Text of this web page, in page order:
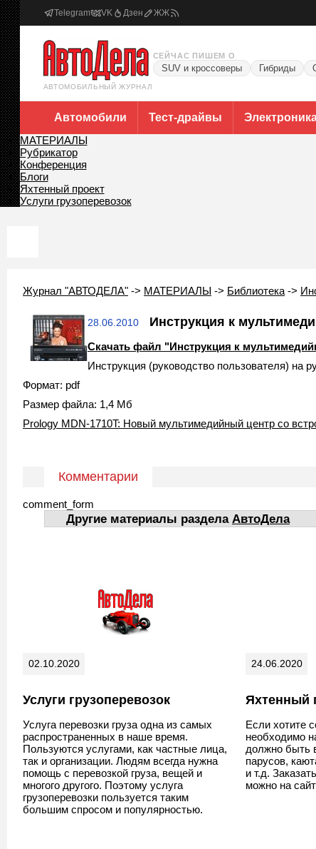
Telegram VK Дзен ЖЖ
АВТОМОБИЛЬНЫЙ ЖУРНАЛ
СЕЙЧАС ПИШЕМ О
SUV и кроссоверы Гибриды
Автомобили Тест-драйвы
МАТЕРИАЛЫ
Рубрикатор
Конференция
Блоги
Яхтенный проект
Услуги грузоперевозок
Журнал "АВТОДЕЛА" -> МАТЕРИАЛЫ -> Библиотека ->
28.06.2010 Инструкция к
Скачать файл "Инструкция к
Инструкция (руководство пользователя) на
Формат: pdf
Размер файла: 1,4 Мб
Prology MDN-1710T: Новый мультимедийный центр со
Комментарии
comment_form
Другие материалы раздела АвтоДела
02.10.2020
Услуги грузоперевозок
Услуга перевозки груза одна из самых
распространенных в наше время.
Пользуются услугами, как частные лица,
так и организации. Людям всегда нужна
помощь с перевозкой груза, вещей и
многого другого. Поэтому услуга
грузоперевозки пользуется таким
большим спросом и популярностью.
24.06.2020
Яхтенный
Если хотите
необходимо
должно быть
парусов,
и т.д.
можно на